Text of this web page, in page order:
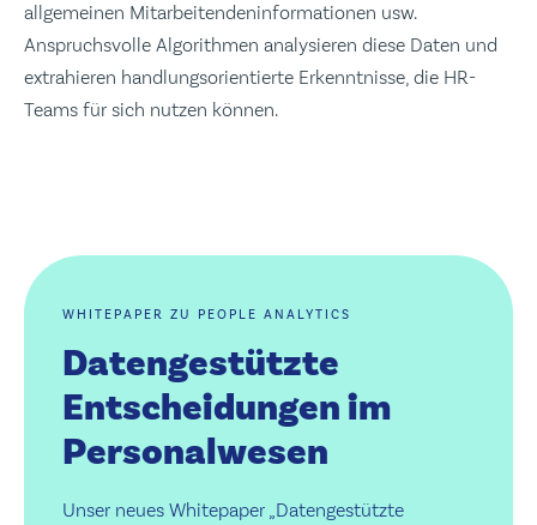
allgemeinen Mitarbeitendeninformationen usw.
Anspruchsvolle Algorithmen analysieren diese Daten und
extrahieren handlungsorientierte Erkenntnisse, die HR-
Teams für sich nutzen können.
WHITEPAPER ZU PEOPLE ANALYTICS
Datengestützte
Entscheidungen im
Personalwesen
Unser neues Whitepaper „Datengestützte